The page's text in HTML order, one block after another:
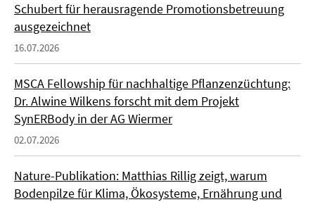
Schubert für herausragende Promotionsbetreuung
ausgezeichnet
16.07.2026
MSCA Fellowship für nachhaltige Pflanzenzüchtung:
Dr. Alwine Wilkens forscht mit dem Projekt
SynERBody in der AG Wiermer
02.07.2026
Nature-Publikation: Matthias Rillig zeigt, warum
Bodenpilze für Klima, Ökosysteme, Ernährung und